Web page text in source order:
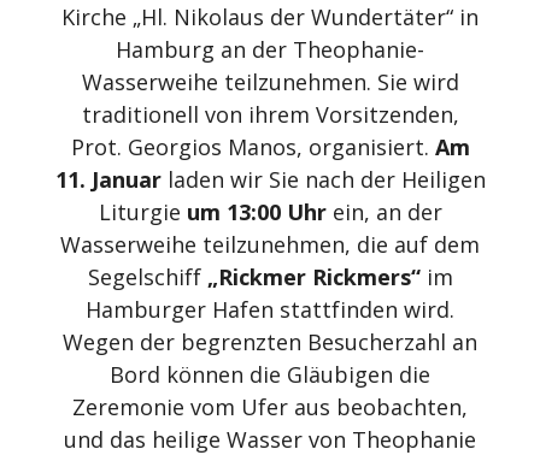
Kirche „Hl. Nikolaus der Wundertäter“ in
Hamburg an der Theophanie-
Wasserweihe teilzunehmen. Sie wird
traditionell von ihrem Vorsitzenden,
Prot. Georgios Manos, organisiert. Am
11. Januarladen wir Sie nach der Heiligen
Liturgie um 13:00 Uhrein, an der
Wasserweihe teilzunehmen, die auf dem
Segelschiff „Rickmer Rickmers“im
Hamburger Hafen stattfinden wird.
Wegen der begrenzten Besucherzahl an
Bord können die Gläubigen die
Zeremonie vom Ufer aus beobachten,
und das heilige Wasser von Theophanie